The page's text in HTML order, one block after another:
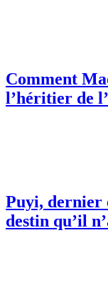
Comment
l’héritier de
Puyi, dernier
destin qu’il